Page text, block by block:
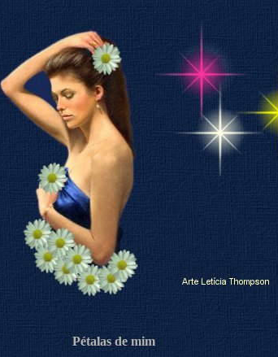
Pétalas de mim